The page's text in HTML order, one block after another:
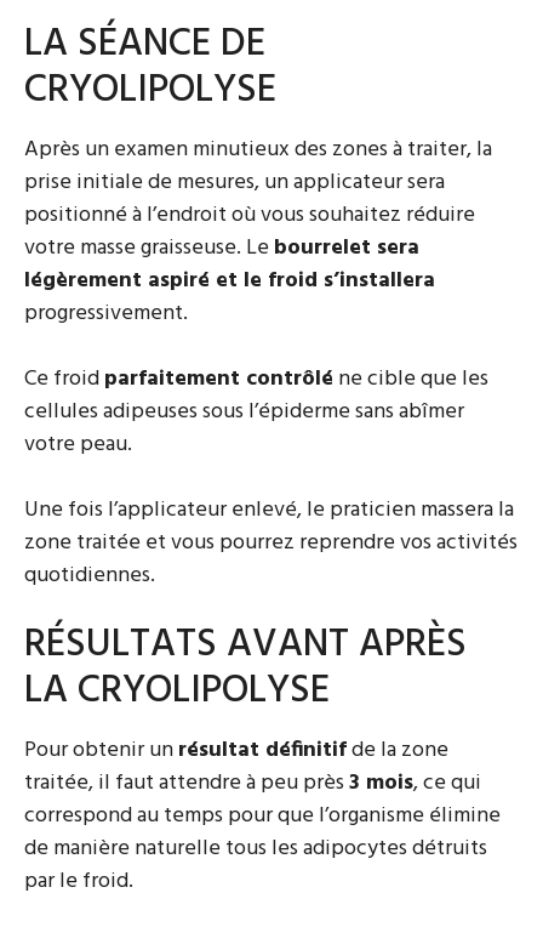
LA SÉANCE DE
CRYOLIPOLYSE
Après un examen minutieux des zones à traiter, la
prise initiale de mesures, un applicateur sera
positionné à l’endroit où vous souhaitez réduire
votre masse graisseuse. Lebourrelet sera
légèrement aspiré et le froid s’installera
progressivement.
Ce froidparfaitement contrôlé ne cible que les
cellules adipeuses sous l’épiderme sans abîmer
votre peau.
Une fois l’applicateur enlevé, le praticien massera la
zone traitée et vous pourrez reprendre vos activités
quotidiennes.
RÉSULTATS AVANT APRÈS
LA CRYOLIPOLYSE
Pour obtenir unrésultat définitifde la zone
traitée, il faut attendre à peu près3 mois, ce qui
correspond au temps pour que l’organisme élimine
de manière naturelle tous les adipocytes détruits
par le froid.